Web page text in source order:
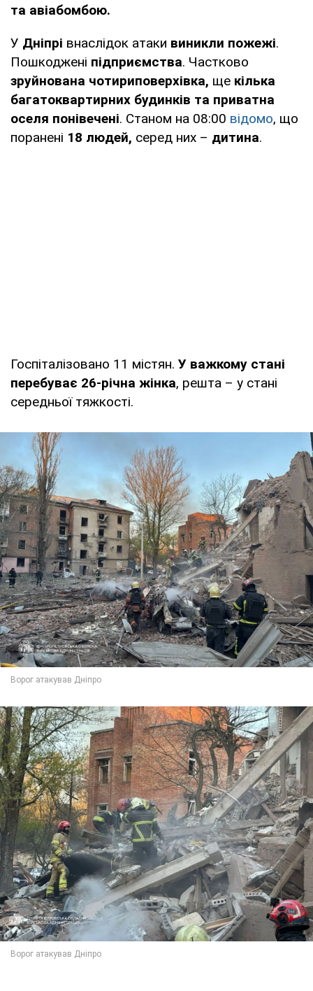
та авіабомбою.
У Дніпрі внаслідок атаки виникли пожежі.
Пошкоджені підприємства. Частково
зруйнована чотириповерхівка, ще кілька
багатоквартирних будинків та приватна
оселя понівечені. Станом на 08:00 відомо, що
поранені 18 людей, серед них – дитина.
Госпіталізовано 11 містян. У важкому стані
перебуває 26-річна жінка, решта – у стані
середньої тяжкості.